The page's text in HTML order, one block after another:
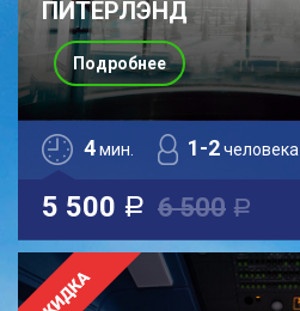
ПИТЕРЛЭНД
4мин. 1-2человека
5 500 a 6 500 a
Подробнее